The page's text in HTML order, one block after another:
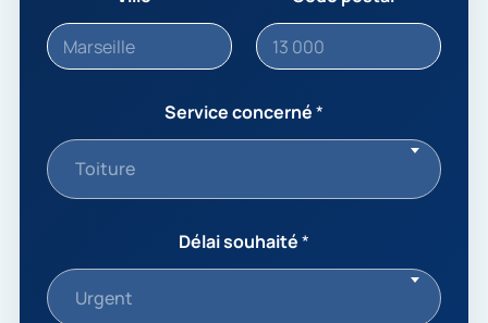
Service concerné*
Toiture
Délai souhaité*
Urgent